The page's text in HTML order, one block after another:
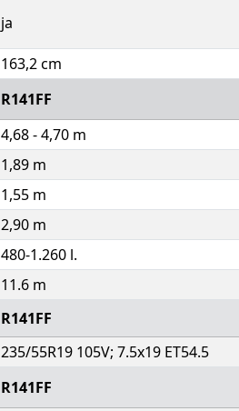
ja
163,2 cm
R141FF
4,68 - 4,70 m
1,89 m
1,55 m
2,90 m
480-1.260 l.
11.6 m
R141FF
235/55R19 105V; 7.5x19 ET54.5
R141FF